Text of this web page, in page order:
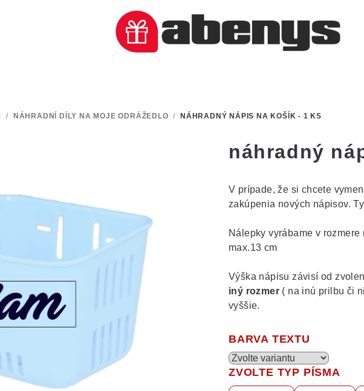
/ NÁHRADNÍ DÍLY NA MOJE ODRÁŽEDLO / NÁHRADNÝ NÁPIS NA KOŠÍK - 1 KS
náhradný
V prípade, že si chcete
zakúpenia nových nápisov.
Nálepky vyrábame v
max.13 cm
Výška nápisu závisí od
iný rozmer ( na inú prilbu či
vyššie.
BARVA TEXTU
ZVOLTE TYP PÍSMA